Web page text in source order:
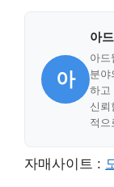
아
아
아
분야
하고
신뢰
적으
자매사이트 :